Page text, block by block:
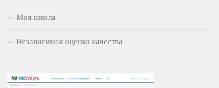
Моя школа
Независимая оценка качества